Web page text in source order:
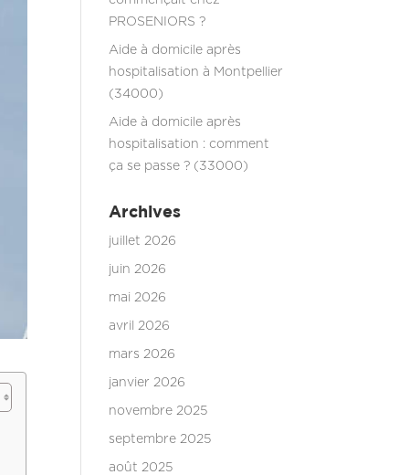
PROSENIORS ?
Aide à domicile après
hospitalisation à Montpellier
(34000)
Aide à domicile après
hospitalisation : comment
ça se passe ? (33000)
Archives
juillet 2026
juin 2026
mai 2026
avril 2026
mars 2026
janvier 2026
novembre 2025
septembre 2025
août 2025